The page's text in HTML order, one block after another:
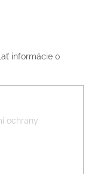
informácie o
ochrany